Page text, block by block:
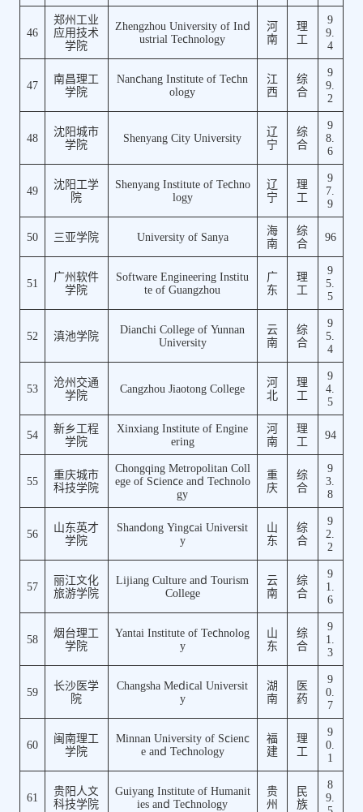
46
郑州工业
应用技术
学院
Zhengzhou University of Ind
ustrial Technology
河
南
理
工
9
9.
4
47
南昌理工
学院
Nanchang Institute of Techn
ology
江
西
综
合
9
9.
2
48
沈阳城市
学院
Shenyang City University
辽
宁
综
合
9
8.
6
49
沈阳工学
院
Shenyang Institute of Techno
logy
辽
宁
理
工
9
7.
9
50 三亚学院 University of Sanya
海
南
综
合
96
51
广州软件
学院
Software Engineering Institu
te of Guangzhou
广
东
理
工
9
5.
5
52 滇池学院
Dianchi College of Yunnan
University
云
南
综
合
9
5.
4
53
沧州交通
学院
Cangzhou Jiaotong College
河
北
理
工
9
4.
5
54
新乡工程
学院
Xinxiang Institute of Engine
ering
河
南
理
工
94
55
重庆城市
科技学院
Chongqing Metropolitan Coll
ege of Science and Technolo
gy
重
庆
综
合
9
3.
8
56
山东英才
学院
Shandong Yingcai Universit
y
山
东
综
合
9
2.
2
57
丽江文化
旅游学院
Lijiang Culture and Tourism
College
云
南
综
合
9
1.
6
58
烟台理工
学院
Yantai Institute of Technolog
y
山
东
综
合
9
1.
3
59
长沙医学
院
Changsha Medical Universit
y
湖
南
医
药
9
0.
7
60
闽南理工
学院
Minnan University of Scienc
e and Technology
福
建
理
工
9
0.
1
61
贵阳人文
科技学院
Guiyang Institute of Humanit
ies and Technology
贵
州
民
族
8
9.